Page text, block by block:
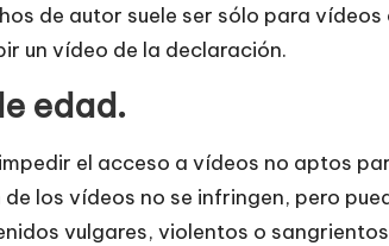
de autor suele ser sólo para
un vídeo de la declaración.
edad.
el acceso a vídeos no aptos
los vídeos no se infringen, pero
vulgares, violentos o